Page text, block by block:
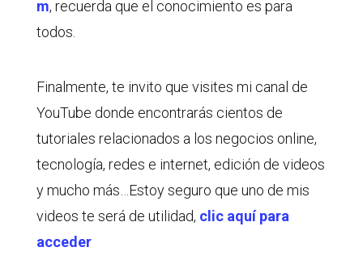
m, recuerda que el conocimiento es para
todos.
Finalmente, te invito que visites mi canal de
YouTube donde encontrarás cientos de
tutoriales relacionados a los negocios online,
tecnología, redes e internet, edición de videos
y mucho más…Estoy seguro que uno de mis
videos te será de utilidad, clic aquí para
acceder